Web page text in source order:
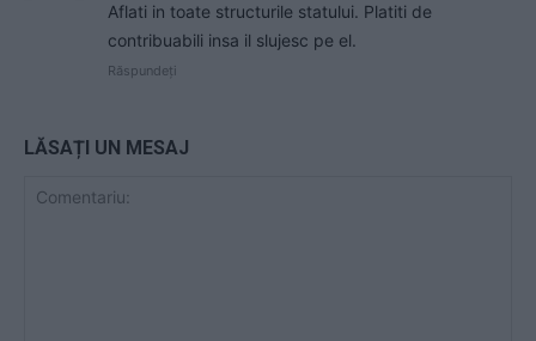
Aflati in toate structurile statului. Platiti de
contribuabili insa il slujesc pe el.
Răspundeți
LĂSAȚI UN MESAJ